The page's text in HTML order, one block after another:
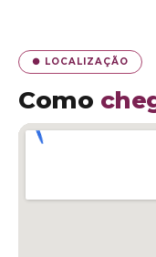
● LOCALIZAÇÃO
Como